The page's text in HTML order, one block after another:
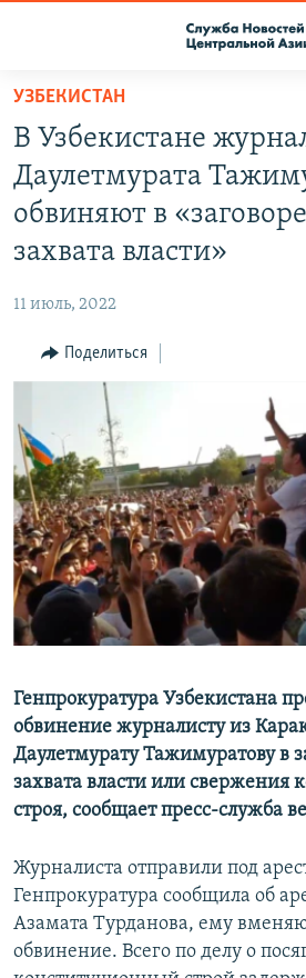
Вернуться
основному
содержанию
Вернутся
главной
Вернутся
поиску
О ПРОЕКТЕ
КОНТАКТЫ
МИГРАНТ МЕДИА
УЗБЕКИСТАН
В Узбекистане
Даулетмурата
обвиняют в
захвата власти»
11 июль, 2022
Поделиться
Генпрокуратура Узбекистана
обвинение журналисту из
Даулетмурату Тажимуратову в
захвата власти или свержения
строя, сообщает пресс-служба
Журналиста отправили под
Генпрокуратура сообщила об
Азамата Турданова, ему
обвинение. Всего по делу о